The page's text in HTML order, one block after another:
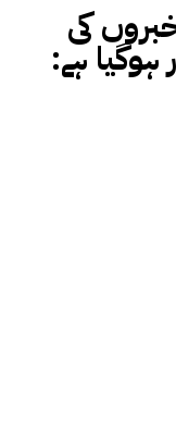
کی
ہے: